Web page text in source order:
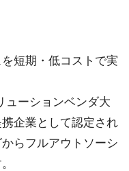
短期・低コストで実
ューションベンダ大
企業として認定され
らフルアウトソーシ